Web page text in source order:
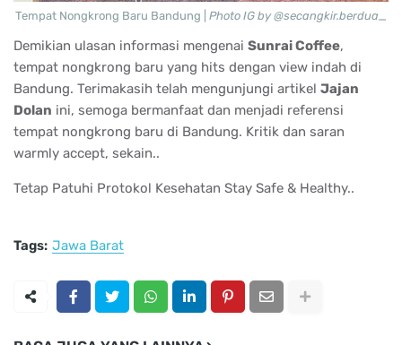
Tempat Nongkrong Baru Bandung | Photo IG by @secangkir.berdua_
Demikian ulasan informasi mengenai Sunrai Coffee,
tempat nongkrong baru yang hits dengan view indah di
Bandung. Terimakasih telah mengunjungi artikel Jajan
Dolan ini, semoga bermanfaat dan menjadi referensi
tempat nongkrong baru di Bandung. Kritik dan saran
warmly accept, sekain..
Tetap Patuhi Protokol Kesehatan Stay Safe & Healthy..
Tags: Jawa Barat